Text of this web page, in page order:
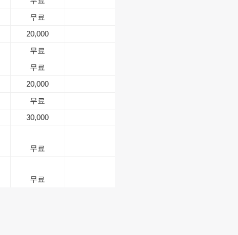
무료
20,000
무료
무료
20,000
무료
30,000
무료
무료